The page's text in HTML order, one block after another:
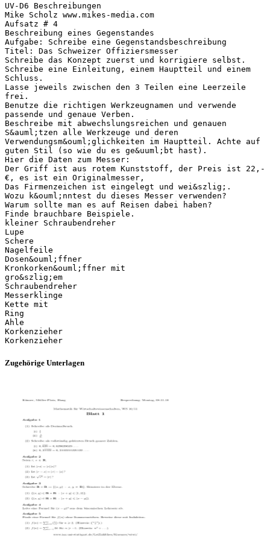
UV-D6 Beschreibungen
Mike Scholz www.mikes-media.com
Aufsatz # 4
Beschreibung eines Gegenstandes
Aufgabe: Schreibe eine Gegenstandsbeschreibung
Titel: Das Schweizer Offiziersmesser
Schreibe das Konzept zuerst und korrigiere selbst.
Schreibe eine Einleitung, einem Hauptteil und einem
Schluss.
Lasse jeweils zwischen den 3 Teilen eine Leerzeile
frei.
Benutze die richtigen Werkzeugnamen und verwende
passende und genaue Verben.
Beschreibe mit abwechslungsreichen und genauen
S&auml;tzen alle Werkzeuge und deren
Verwendungsm&ouml;glichkeiten im Hauptteil. Achte auf
guten Stil (so wie du es ge&uuml;bt hast).
Hier die Daten zum Messer:
Der Griff ist aus rotem Kunststoff, der Preis ist 22,-
€, es ist ein Originalmesser,
Das Firmenzeichen ist eingelegt und wei&szlig;.
Wozu k&ouml;nntest du dieses Messer verwenden?
Warum sollte man es auf Reisen dabei haben?
Finde brauchbare Beispiele.
kleiner Schraubendreher
Lupe
Schere
Nagelfeile
Dosen&ouml;ffner
Kronkorken&ouml;ffner mit
gro&szlig;em
Schraubendreher
Messerklinge
Kette mit
Ring
Ahle
Korkenzieher
Zugehörige Unterlagen